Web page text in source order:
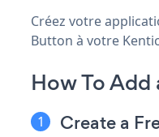
Créez votre
Button à votre
How To
Create a